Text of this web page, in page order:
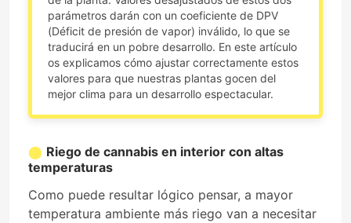
parámetros darán con un coeficiente de DPV
(Déficit de presión de vapor) inválido, lo que se
traducirá en un pobre desarrollo. En este artículo
os explicamos cómo ajustar correctamente estos
valores para que nuestras plantas gocen del
mejor clima para un desarrollo espectacular.
Riego de cannabis en interior con altas
temperaturas
Como puede resultar lógico pensar, a mayor
temperatura ambiente más riego van a necesitar